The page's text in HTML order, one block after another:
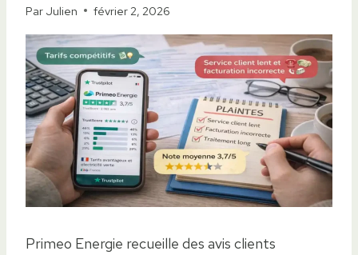
Par Julien février 2, 2026
Primeo Energie recueille des avis clients